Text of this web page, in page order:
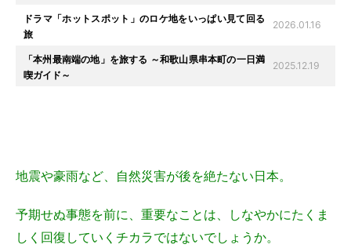
ドラマ「ホットスポット」のロケ地をいっぱい見て回る
旅
2026.01.16
「本州最南端の地」を旅する ～和歌山県串本町の一日満
喫ガイド～
2025.12.19
地震や豪雨など、自然災害が後を絶たない日本。
予期せぬ事態を前に、重要なことは、しなやかにたくま
しく回復していくチカラではないでしょうか。